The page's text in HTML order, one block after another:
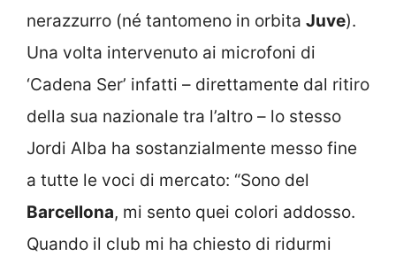
nerazzurro (né tantomeno in orbita Juve).
Una volta intervenuto ai microfoni di
‘Cadena Ser’ infatti – direttamente dal ritiro
della sua nazionale tra l’altro – lo stesso
Jordi Alba ha sostanzialmente messo fine
a tutte le voci di mercato: “Sono del
Barcellona, mi sento quei colori addosso.
Quando il club mi ha chiesto di ridurmi